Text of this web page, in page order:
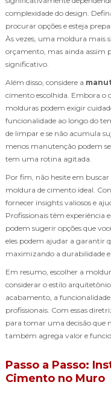
complexidade do design.
procurar opções e esteja
Às vezes, uma moldura mais
orçamento, mas ainda assim
significativo.
Além disso, considere a
cimento escolhida. Embora o
molduras podem exigir
funcionalidade ao longo do
de limpar e se não acumula
menos manutenção podem
tem uma rotina agitada.
Por fim, não hesite em buscar
moldura de cimento ideal.
fornecer insights valiosos e
Profissionais têm experiência
podem sugerir opções que
eles podem ajudar a garantir
maximizando a durabilidade
Em resumo, escolher a
considerar o estilo
acabamento, a
profissionais. Com essas
para tomar uma decisão que
também agrega valor e
Passo a Passo:
Cimento no Muro